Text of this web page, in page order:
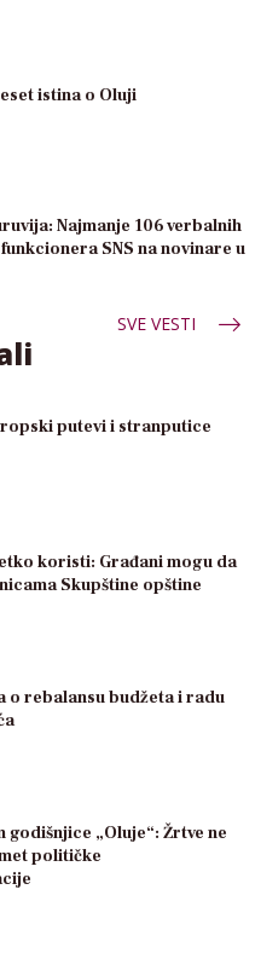
istina o Oluji
Najmanje 106 verbalnih
SNS na novinare u
SVE VESTI
putevi i stranputice
koristi: Građani mogu da
Skupštine opštine
o rebalansu budžeta i radu
godišnjice „Oluje“: Žrtve ne
političke